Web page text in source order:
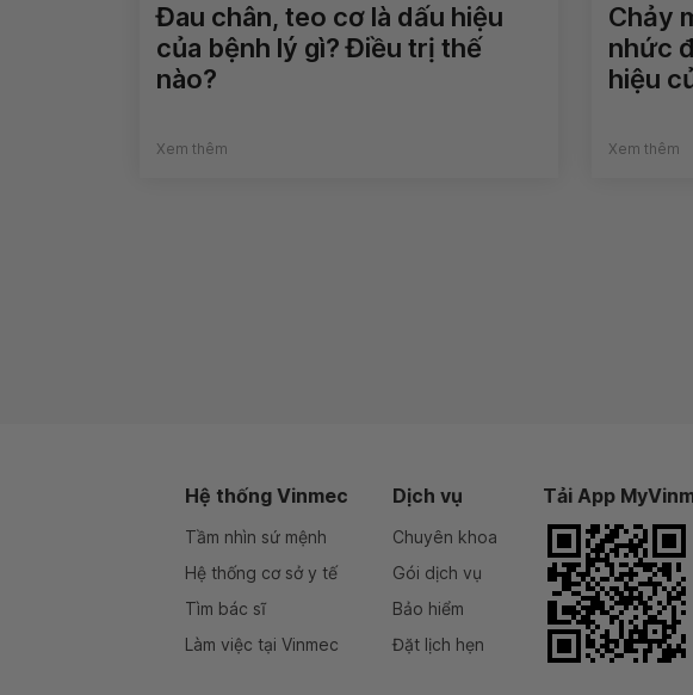
Đau chân, teo cơ là dấu hiệu
của bệnh lý gì? Điều trị thế
nào?
Xem thêm
Chảy
nhức
hiệu
Xem thêm
Hệ thống Vinmec
Tầm nhìn sứ mệnh
Hệ thống cơ sở y tế
Tìm bác sĩ
Làm việc tại Vinmec
Dịch vụ
Chuyên khoa
Gói dịch vụ
Bảo hiểm
Đặt lịch hẹn
Tải App